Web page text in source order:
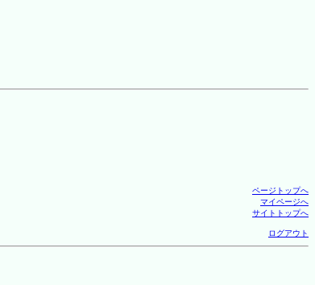
ページトップへ
マイページへ
サイトトップへ
ログアウト